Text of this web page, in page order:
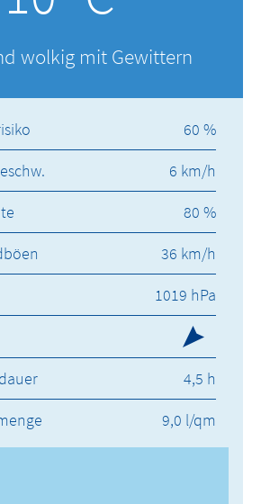
wolkig mit Gewittern
60 %
6 km/h
80 %
36 km/h
1019 hPa
4,5 h
9,0 l/qm